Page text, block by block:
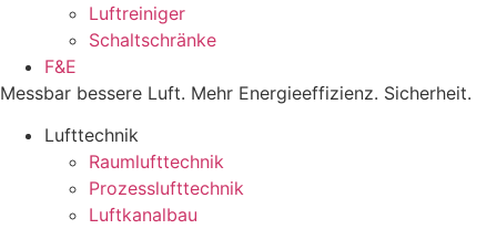
Luftreiniger
Schaltschränke
F&E
Messbar bessere Luft. Mehr Energieeffizienz. Sicherheit.
Lufttechnik
Raumlufttechnik
Prozesslufttechnik
Luftkanalbau